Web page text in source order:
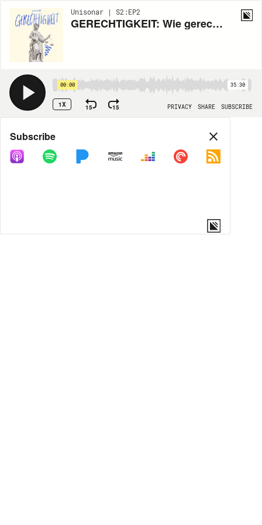
Unisonar | S2:EP2
GERECHTIGKEIT: Wie gerecht ist unsere Bildung?
00:00 35:30
1X 15 15 PRIVACY SHARE SUBSCRIBE
Share
COPY LINK
Subscribe